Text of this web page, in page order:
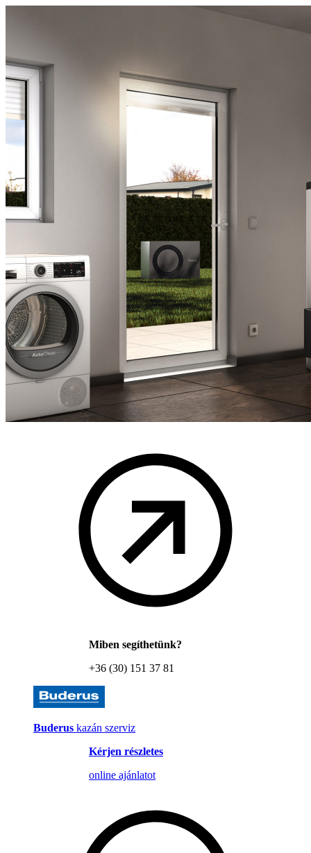
Miben segíthetünk?
+36 (30) 151 37 81
Buderus kazán szerviz
Kérjen részletes
online ajánlatot